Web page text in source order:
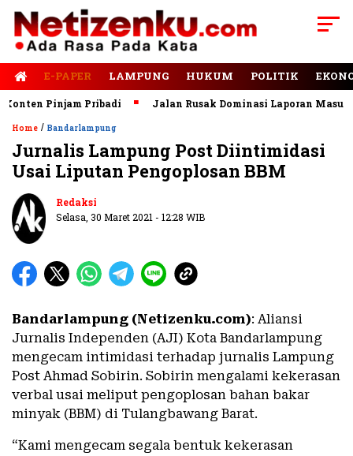
E-PAPER LAMPUNG HUKUM POLITIK
Pinjam Pribadi Jalan Rusak Dominasi Laporan Masuk ke
Home / Bandarlampung
Jurnalis Lampung Post Diintimidasi
Usai Liputan Pengoplosan BBM
Redaksi
Selasa, 30 Maret 2021 - 12:28 WIB
Bandarlampung (Netizenku.com): Aliansi
Jurnalis Independen (AJI) Kota Bandarlampung
mengecam intimidasi terhadap jurnalis Lampung
Post Ahmad Sobirin. Sobirin mengalami kekerasan
verbal usai meliput pengoplosan bahan bakar
minyak (BBM) di Tulangbawang Barat.
“Kami mengecam segala bentuk kekerasan
Baca Juga Bandar Lampung Color Run
2026 Targetkan 2.000 Peserta